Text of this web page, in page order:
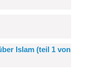
Islam (teil 1 von